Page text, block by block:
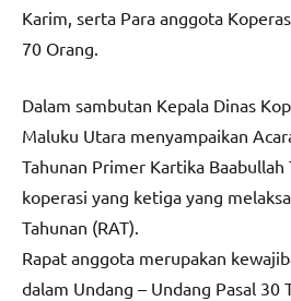
Karim, serta Para anggota
70 Orang.
Dalam sambutan Kepala Dinas
Maluku Utara menyampaikan
Tahunan Primer Kartika
koperasi yang ketiga yang
Tahunan (RAT).
Rapat anggota merupakan
dalam Undang – Undang Pasal 30